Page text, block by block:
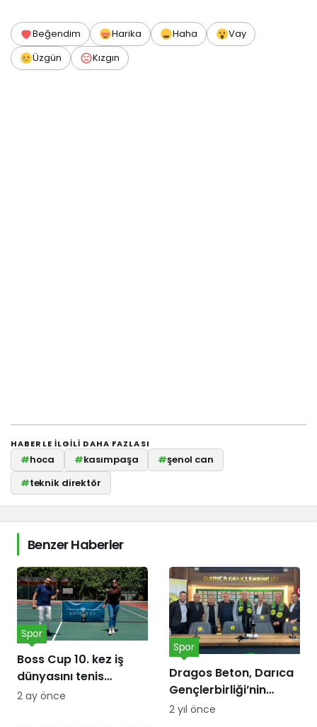
Beğendim Harika Haha
Vay
Üzgün
Kızgın
HABERLE ILGILI DAHA FAZLASI
#hoca #kasımpaşa #şenol can
#teknik direktör
Benzer Haberler
Boss Cup 10. kez iş
dünyasını tenis
kortunda
Spor
2 ay önce
Dragos Beton, Darıca
Gençlerbirliği’nin
forma göğüs
Spor
2 yıl önce